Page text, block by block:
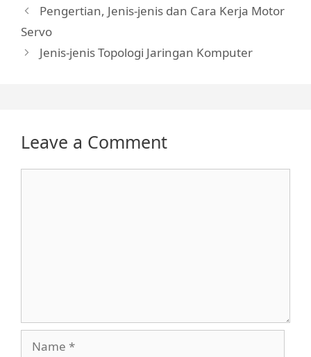
Pengertian, Jenis-jenis dan Cara Kerja Motor
Servo
Jenis-jenis Topologi Jaringan Komputer
Leave a Comment
Name